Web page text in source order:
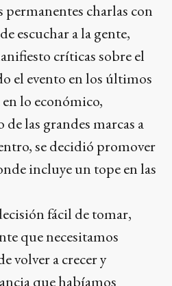
permanentes charlas con
escuchar a la gente,
críticas sobre el
el evento en los últimos
lo económico,
las grandes marcas a
se decidió promover
incluye un tope en las
fácil de tomar,
que necesitamos
volver a crecer y
que habíamos